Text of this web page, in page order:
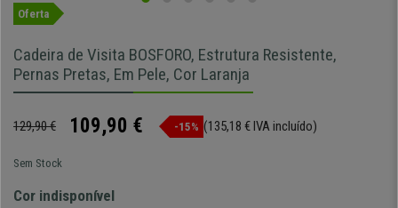
Oferta
Cadeira de Visita BOSFORO, Estrutura Resistente,
Pernas Pretas, Em Pele, Cor Laranja
129,90 € 109,90 € -15% (135,18 € IVA incluído)
Sem Stock
Cor indisponível